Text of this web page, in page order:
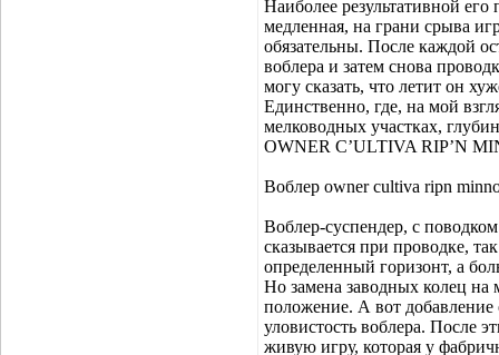
Наиболее результативной
медленная, на грани срыва
обязательны. После каждой
воблера и затем снова
могу сказать, что летит он
Единственно, где, на мой
мелководных участках,
OWNER C’ULTIVA RIP’N
Воблер owner cultiva ripn
Воблер-суспендер, с
сказывается при проводке,
определенный горизонт, а
Но замена заводных колец на
положение. А вот
уловистость воблера. После
живую игру, которая у